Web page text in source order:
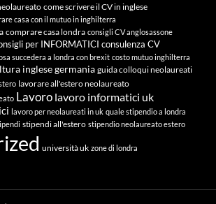
come scrivere il CV in inglese
casa con il mutuo in inghilterra
comprare casa londra consigli CV anglosassone
per INFORMATICI consulenza CV
succedera a londra con brexit costo mutuo inghilterra
inglesegermania guida colloqui neolaureati
lavorare all'estero neolaureato
Lavoro lavoro informatici uk
lavoro per neolaureati in uk quale stipendio a londra
stipendi all'estero stipendio neolaureato estero
università uk zone di londra